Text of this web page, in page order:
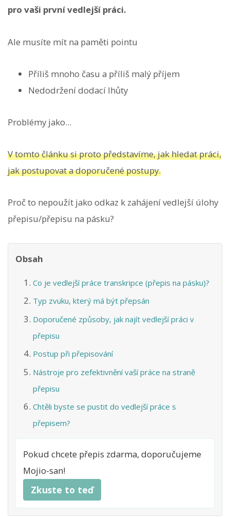
pro vaši první vedlejší práci.
Ale musíte mít na paměti pointu
Příliš mnoho času a příliš malý příjem
Nedodržení dodací lhůty
Problémy jako...
V tomto článku si proto představíme, jak hledat práci,
jak postupovat a doporučené postupy.
Proč to nepoužít jako odkaz k zahájení vedlejší úlohy
přepisu/přepisu na pásku?
Obsah
Co je vedlejší práce transkripce (přepis na pásku)?
Typ zvuku, který má být přepsán
Doporučené způsoby, jak najít vedlejší práci v
přepisu
Postup při přepisování
Nástroje pro zefektivnění vaší práce na straně
přepisu
Chtěli byste se pustit do vedlejší práce s
přepisem?
Pokud chcete přepis zdarma, doporučujeme
Mojio-san!
Zkuste to teď